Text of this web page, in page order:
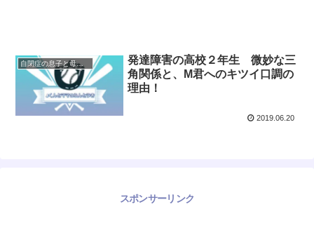
自閉症の息子と母の奮闘記 高校編
発達障害の高校２年生 微妙な三
角関係と、M君へのキツイ口調の
理由！
2019.06.20
スポンサーリンク